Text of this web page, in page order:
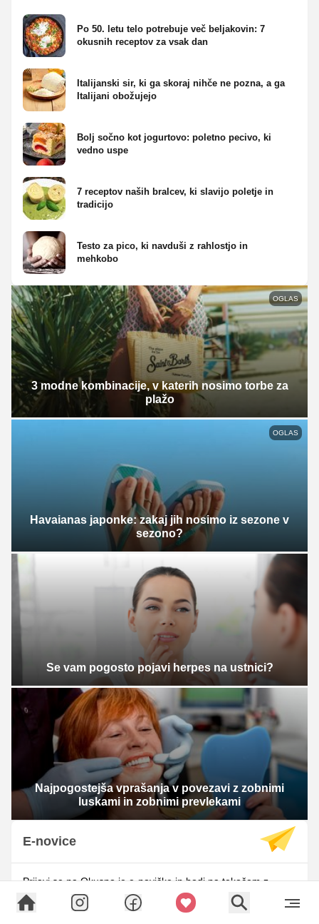
Po 50. letu telo potrebuje več beljakovin: 7
okusnih receptov za vsak dan
Italijanski sir, ki ga skoraj nihče ne pozna, a ga
Italijani obožujejo
Bolj sočno kot jogurtovo: poletno pecivo, ki
vedno uspe
7 receptov naših bralcev, ki slavijo poletje in
tradicijo
Testo za pico, ki navduši z rahlostjo in
mehkobo
OGLAS
3 modne kombinacije, v katerih nosimo torbe za
plažo
OGLAS
Havaianas japonke: zakaj jih nosimo iz sezone v
sezono?
Se vam pogosto pojavi herpes na ustnici?
Najpogostejša vprašanja v povezavi z zobnimi
luskami in zobnimi prevlekami
E-novice
Prijavi se na Okusno.je e-novičke in bodi na tekočem z
lepotnimi in modnimi trendi.